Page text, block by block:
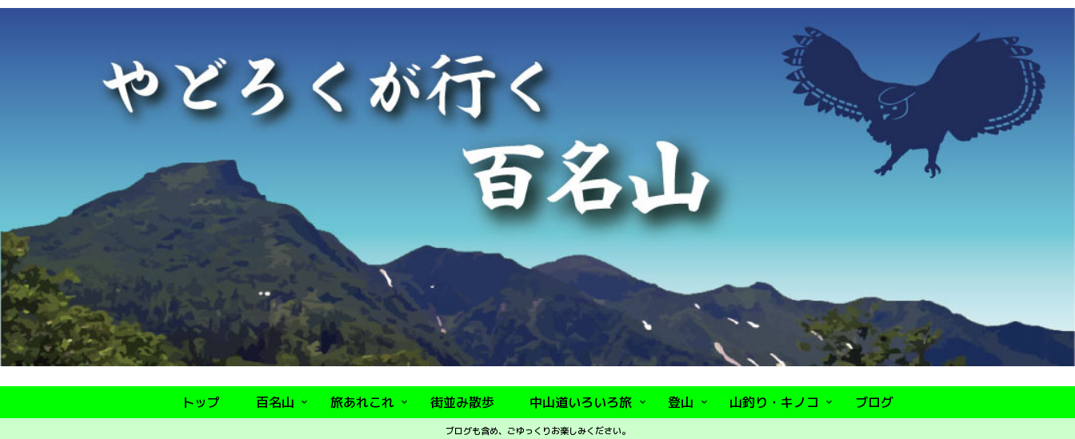
トップ 百名山 旅あれこれ 街並み散歩 中山道いろいろ旅 登山 山釣り・キノコ ブログ
ブログも含め、ごゆっくりお楽しみください。